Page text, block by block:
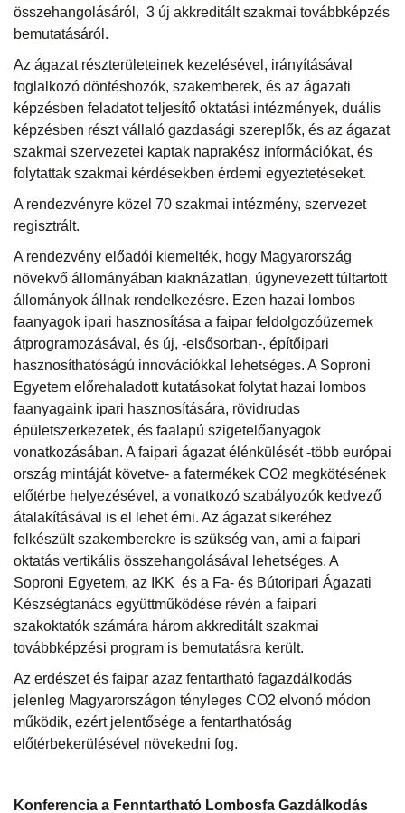
összehangolásáról, 3 új akkreditált szakmai továbbképzés
bemutatásáról.
Az ágazat részterületeinek kezelésével, irányításával
foglalkozó döntéshozók, szakemberek, és az ágazati
képzésben feladatot teljesítő oktatási intézmények, duális
képzésben részt vállaló gazdasági szereplők, és az ágazat
szakmai szervezetei kaptak naprakész információkat, és
folytattak szakmai kérdésekben érdemi egyeztetéseket.
A rendezvényre közel 70 szakmai intézmény, szervezet
regisztrált.
A rendezvény előadói kiemelték, hogy Magyarország
növekvő állományában kiaknázatlan, úgynevezett túltartott
állományok állnak rendelkezésre. Ezen hazai lombos
faanyagok ipari hasznosítása a faipar feldolgozóüzemek
átprogramozásával, és új, -elsősorban-, építőipari
hasznosíthatóságú innovációkkal lehetséges. A Soproni
Egyetem előrehaladott kutatásokat folytat hazai lombos
faanyagaink ipari hasznosítására, rövidrudas
épületszerkezetek, és faalapú szigetelőanyagok
vonatkozásában. A faipari ágazat élénkülését -több európai
ország mintáját követve- a fatermékek CO2 megkötésének
előtérbe helyezésével, a vonatkozó szabályozók kedvező
átalakításával is el lehet érni. Az ágazat sikeréhez
felkészült szakemberekre is szükség van, ami a faipari
oktatás vertikális összehangolásával lehetséges. A
Soproni Egyetem, az IKK és a Fa- és Bútoripari Ágazati
Készségtanács együttműködése révén a faipari
szakoktatók számára három akkreditált szakmai
továbbképzési program is bemutatásra került.
Az erdészet és faipar azaz fentartható fagazdálkodás
jelenleg Magyarországon tényleges CO2 elvonó módon
működik, ezért jelentősége a fentarthatóság
előtérbekerülésével növekedni fog.
Konferencia a Fenntartható Lombosfa Gazdálkodás